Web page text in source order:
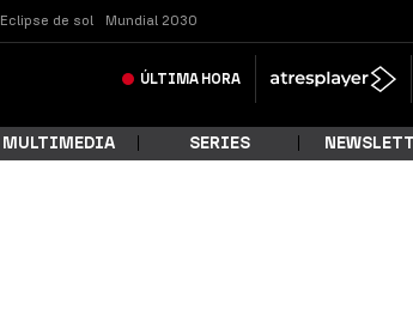
Eclipse de sol Mundial 2030
ÚLTIMA HORA
MULTIMEDIA SERIES